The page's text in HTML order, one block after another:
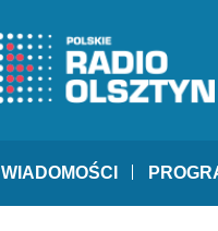
WIADOMOŚCI